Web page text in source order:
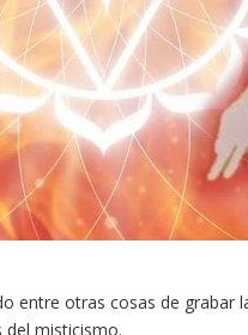
entre otras cosas de grabar
misticismo.